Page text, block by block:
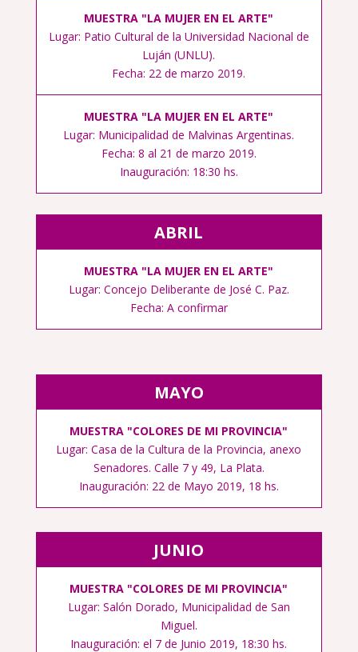
MUESTRA "LA MUJER EN EL ARTE"
Lugar: Patio Cultural de la Universidad Nacional de
Luján (UNLU).
Fecha: 22 de marzo 2019.
MUESTRA "LA MUJER EN EL ARTE"
Lugar: Municipalidad de Malvinas Argentinas.
Fecha: 8 al 21 de marzo 2019.
Inauguración: 18:30 hs.
ABRIL
MUESTRA "LA MUJER EN EL ARTE"
Lugar: Concejo Deliberante de José C. Paz.
Fecha: A confirmar
MAYO
MUESTRA "COLORES DE MI PROVINCIA"
Lugar: Casa de la Cultura de la Provincia, anexo
Senadores. Calle 7 y 49, La Plata.
Inauguración: 22 de Mayo 2019, 18 hs.
JUNIO
MUESTRA "COLORES DE MI PROVINCIA"
Lugar: Salón Dorado, Municipalidad de San
Miguel.
Inauguración: el 7 de Junio 2019, 18:30 hs.